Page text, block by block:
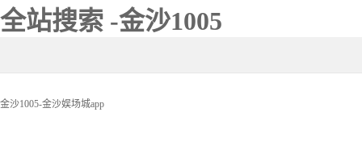
全站搜索 -金沙1005
金沙1005-金沙娱场城app